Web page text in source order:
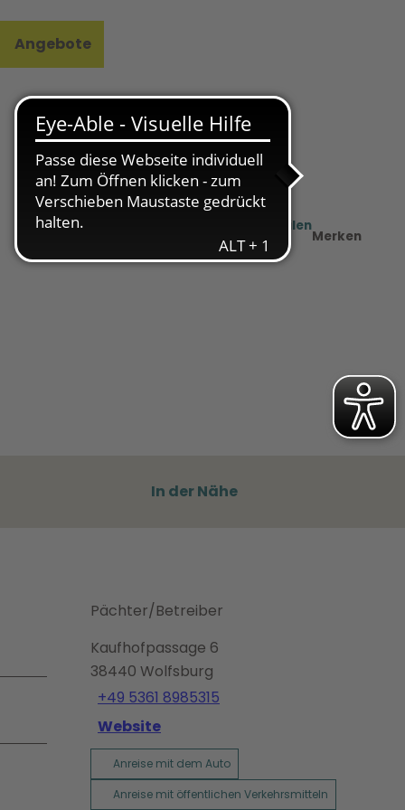
Angebote
PDF
Teilen
Merken
In der Nähe
Pächter/Betreiber
Kaufhofpassage 6
38440 Wolfsburg
+49 5361 8985315
Website
Anreise mit dem Auto
Anreise mit öffentlichen Verkehrsmitteln